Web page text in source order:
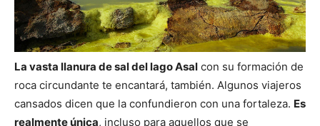
La vasta llanura de sal del lago Asal con su formación de
roca circundante te encantará, también. Algunos viajeros
cansados​ dicen que la confundieron con una fortaleza. Es
realmente única, incluso para aquellos que se